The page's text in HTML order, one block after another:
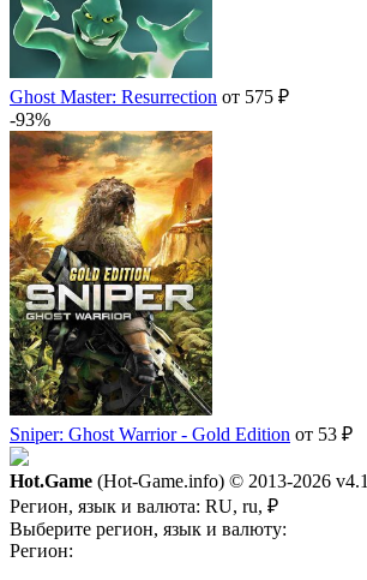
Ghost Master: Resurrection от 575 ₽
-93%
Sniper: Ghost Warrior - Gold Edition от 53 ₽
Hot.Game (Hot-Game.info) © 2013-2026 v4.1
Регион, язык и валюта: RU, ru, ₽
Выберите регион, язык и валюту:
Регион: